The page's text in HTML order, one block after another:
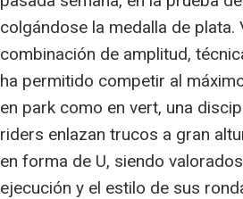
colgándose la medalla de plata.
combinación de amplitud,
ha permitido competir al
en park como en vert, una
riders enlazan trucos a gran
en forma de U, siendo
ejecución y el estilo de sus